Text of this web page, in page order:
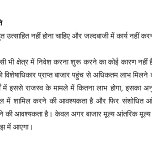
नहीं होना चाहिए और जल्दबाजी में कार्य नहीं
भी क्षेत्र में निवेश करना शुरू करने का कोई कारण नहीं
प्राप्त बाजार पहुंच से अधिकतम लाभ मिलने
इससे राजस्व के मामले में कितना लाभ होगा, इसका
में शामिल करने की आवश्यकता है और फिर संशोधित
की आवश्यकता है। केवल अगर बाजार मूल्य आंतरिक
में आएगा।